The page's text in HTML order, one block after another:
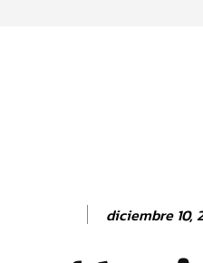
diciembre 10,